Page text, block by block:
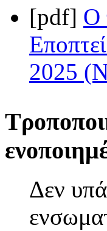
[pdf] Ο
2025
Δεν